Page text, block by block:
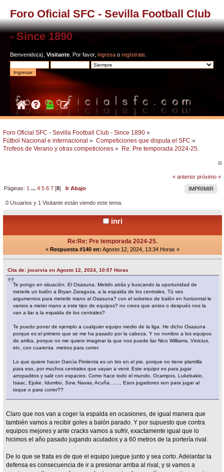
Foro Oficial SFC - Sevilla Football Club
- Since 1890
Bienvenido(a), Visitante . Por favor, ingresa o regístrate
Foro Oficial SFC - Sevilla Football Club - Since 1890 »
Fútbol Nacional e internacional » Competiciones que disputa el SFC »
Trofeos de Verano y otras competiciones » Re: Pre temporada 2024-25.
« anterior próximo »
IMPRIMIR
Páginas: 1 ...4 5 6 7 [8]Ir Abajo
0 Usuarios y 1 Visitante están viendo este tema.
inri
Re:Re: Pre temporada 2024-25.
« Respuesta #140 en: Agosto 12, 2024, 13:34 Horas »
Cita de: jocarvia en Agosto 12, 2024, 10:07 Horas
Te pongo en situación. El Osasuna. Metido atrás y buscando la oportunidad de
meterle un balón a Bryan Zaragoza, a la espalda de los centrales. Tú ves
argumentos para meterle mano al Osasuna? con el sobeteo de balón en horizontal le
vamos a meter mano a este tipo de equipos? no crees que antes o después nos la
van a liar a la espalda de los centrales?
Te puedo poner de ejemplo a cualquier equipo medio de la liga. He dicho Osasuna
porque es el primero que se me ha pasado por la cabeza. Y no nombro a los equipos
de arriba, porque no me quiero imaginar la que nos puede liar Nico Williams, Vinicius,
etc, con cuarenta metros para correr.
Lo que quiere hacer García Pimienta es un tiro en el pie, porque no tiene plantilla
para eso, por muchos centrales que vayan a venir. Este equipo es para jugar
arropaditos y salir con espacios. Como hace todo el mundo. Ocampos, Lukebakio,
Isaac, Ejuke, Idumbo, Sow, Navas, Acuña, ....., Esos jugadores son para jugar al
toque o para correr??
Claro que nos van a coger la espalda en ocasiones, de igual manera que
también vamos a recibir goles a balón parado. Y por supuesto que contra
equipos mejores y ante cracks vamos a sufrir, exactamente igual que lo
hicimos el año pasado jugando aculados y a 60 metros de la portería rival.
De lo que se trata es de que el equipo juegue junto y sea corto. Adelantar la
defensa es consecuencia de ir a presionar arriba al rival, y si vamos a